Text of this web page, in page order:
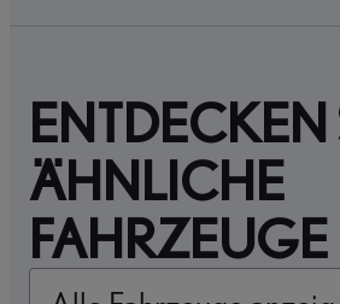
ENTDECKEN
ÄHNLICHE
FAHRZEUGE